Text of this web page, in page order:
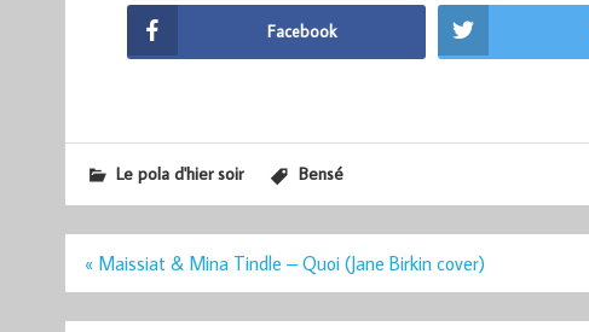
Facebook
Le pola d'hier soir Bensé
Navigation
« Maissiat & Mina Tindle – Quoi (Jane Birkin cover)